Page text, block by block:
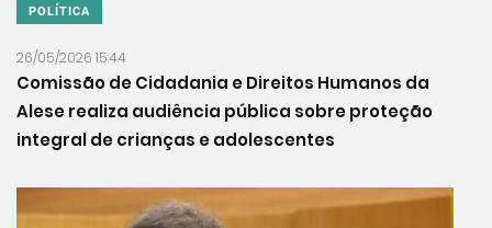
POLÍTICA
26/05/2026 15:44
Comissão de Cidadania e Direitos Humanos da
Alese realiza audiência pública sobre proteção
integral de crianças e adolescentes